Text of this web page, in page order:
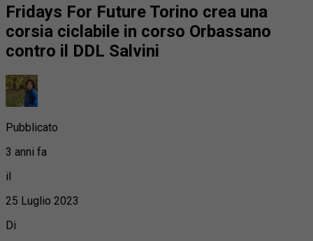
Fridays For Future Torino crea una
corsia ciclabile in corso Orbassano
contro il DDL Salvini
Pubblicato
3 anni fa
il
25 Luglio 2023
Di